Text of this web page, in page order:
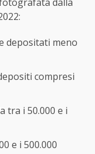
depositati meno
compresi
tra i 50.000 e i
e i 500.000